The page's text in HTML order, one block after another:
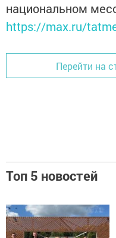
национальном
https://max.ru/
Перейти на
Топ 5 новостей